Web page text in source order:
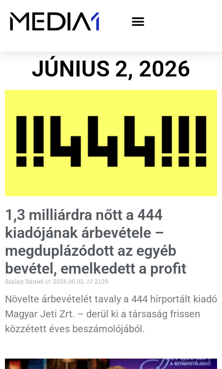
JÚNIUS 2, 2026
1,3 milliárdra nőtt a 444
kiadójának árbevétele –
megduplázódott az egyéb
bevétel, emelkedett a profit
Szalay Dániel 2026.06.02. 21:29
Növelte árbevételét tavaly a 444 hírportált kiadó
Magyar Jeti Zrt. – derül ki a társaság frissen
közzétett éves beszámolójából.